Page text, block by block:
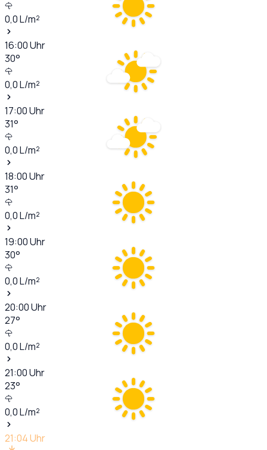
0,0L/m²
16:00Uhr
30°
0,0L/m²
17:00Uhr
31°
0,0L/m²
18:00Uhr
31°
0,0L/m²
19:00Uhr
30°
0,0L/m²
20:00Uhr
27°
0,0L/m²
21:00Uhr
23°
0,0L/m²
21:04Uhr